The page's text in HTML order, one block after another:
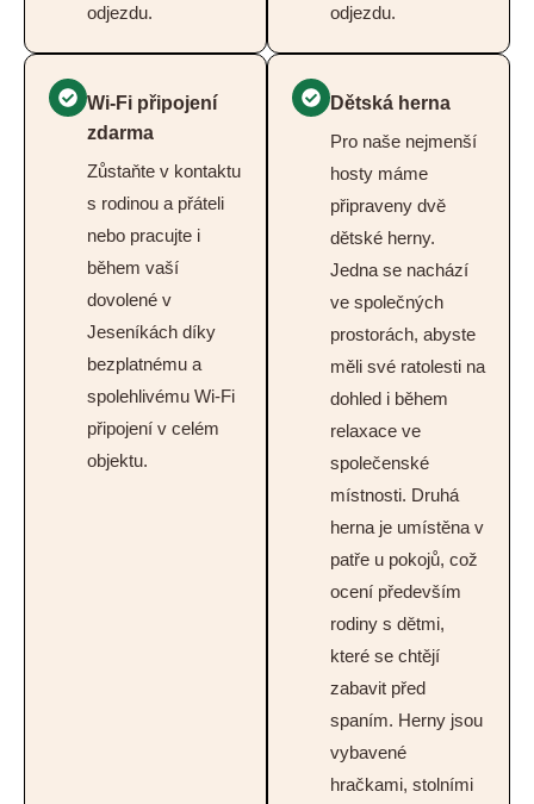
odjezdu.
odjezdu.
Wi-Fi připojení
zdarma
Zůstaňte v kontaktu
s rodinou a přáteli
nebo pracujte i
během vaší
dovolené v
Jeseníkách díky
bezplatnému a
spolehlivému Wi-Fi
připojení v celém
objektu.
Dětská herna
Pro naše nejmenší
hosty máme
připraveny dvě
dětské herny.
Jedna se nachází
ve společných
prostorách, abyste
měli své ratolesti na
dohled i během
relaxace ve
společenské
místnosti. Druhá
herna je umístěna v
patře u pokojů, což
ocení především
rodiny s dětmi,
které se chtějí
zabavit před
spaním. Herny jsou
vybavené
hračkami, stolními